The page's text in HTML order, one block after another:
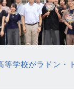
等学校がラドン・